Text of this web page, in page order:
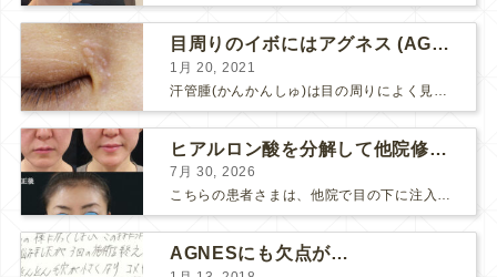
目周りのイボにはアグネス (AGNES）が効く！（ほぼ）ノーダウンタイムのイボ治療
1月 20, 2021
汗管腫(かんかんしゅ)は目の周りによく見られるいぼです。 以前は炭酸ガスレーザーでイボ組織を削って（蒸散とかアブレーションと言います）治療していました。 汗管腫は治療しても再発しやすい難治...
ヒアルロン酸を分解して他院修正（目の下のチンダル現象とその補正）
7月 30, 2026
こちらの患者さまは、他院で目の下に注入したヒアルロン酸がチンダル現象を起こしていたため、 ヒアルロン酸を分解する薬（ヒアルロニダーゼ）で分解してから 改めてヒアルロン酸を入れ直しました。 ...
AGNESにも欠点が…